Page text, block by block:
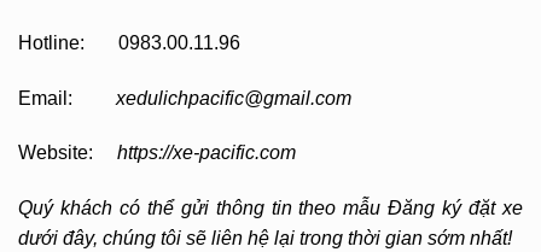
Hotline: 0983.00.11.96
Email: xedulichpacific@gmail.com
Website: https://xe-pacific.com
Quý khách có thể gửi thông tin theo mẫu Đăng ký đặt xe
dưới đây, chúng tôi sẽ liên hệ lại trong thời gian sớm nhất!